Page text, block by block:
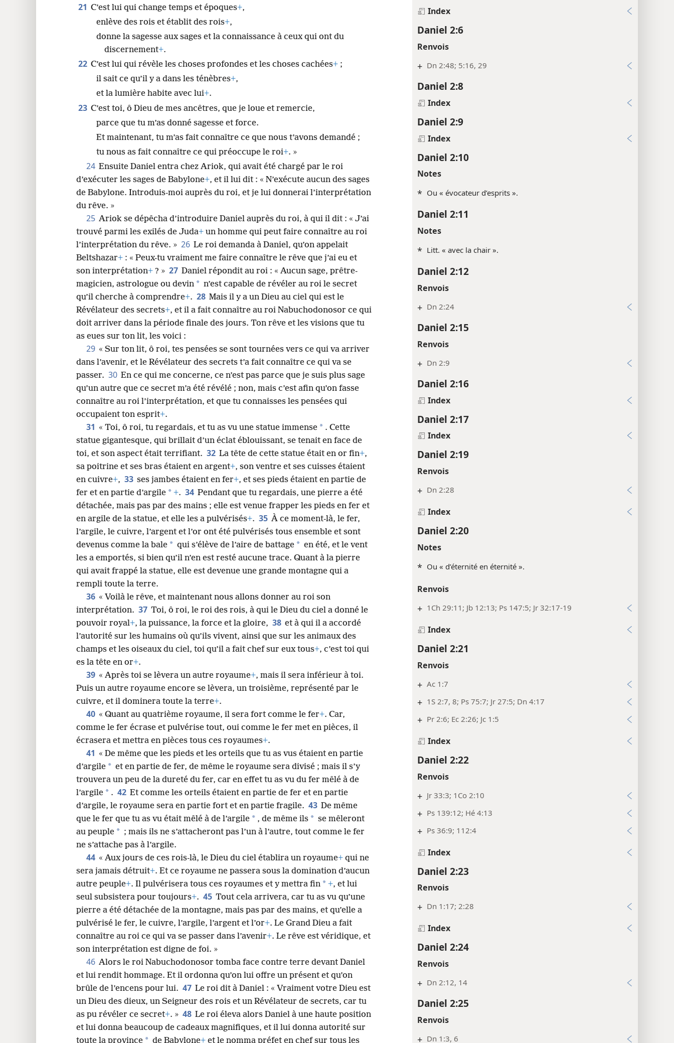
Index
Daniel 2:6
Renvois
+ Dn 2:48; 5:16, 29
Daniel 2:8
Index
Daniel 2:9
Index
Daniel 2:10
Notes
* Ou « évocateur d’esprits ».
Daniel 2:11
Notes
* Litt. « avec la chair ».
Daniel 2:12
Renvois
+ Dn 2:24
Daniel 2:15
Renvois
+ Dn 2:9
Daniel 2:16
Index
Daniel 2:17
Index
Daniel 2:19
Renvois
+ Dn 2:28
Index
Daniel 2:20
Notes
* Ou « d’éternité en éternité ».
Renvois
+ 1Ch 29:11; Jb 12:13; Ps 147:5; Jr 32:17-19
Index
Daniel 2:21
Renvois
+ Ac 1:7
+ 1S 2:7, 8; Ps 75:7; Jr 27:5; Dn 4:17
+ Pr 2:6; Ec 2:26; Jc 1:5
Index
Daniel 2:22
Renvois
+ Jr 33:3; 1Co 2:10
+ Ps 139:12; Hé 4:13
+ Ps 36:9; 112:4
Index
Daniel 2:23
Renvois
+ Dn 1:17; 2:28
Index
Daniel 2:24
Renvois
+ Dn 2:12, 14
Daniel 2:25
Renvois
+ Dn 1:3, 6
21 C’est lui qui change temps et époques+,
enlève des rois et établit des rois+,
donne la sagesse aux sages et la connaissance à ceux qui ont du
discernement+.
22 C’est lui qui révèle les choses profondes et les choses cachées+ ;
il sait ce qu’il y a dans les ténèbres+,
et la lumière habite avec lui+.
23 C’est toi, ô Dieu de mes ancêtres, que je loue et remercie,
parce que tu m’as donné sagesse et force.
Et maintenant, tu m’as fait connaître ce que nous t’avons demandé ;
tu nous as fait connaître ce qui préoccupe le roi+. »
24 Ensuite Daniel entra chez Ariok, qui avait été chargé par le roi
d’exécuter les sages de Babylone+, et il lui dit : « N’exécute aucun des sages
de Babylone. Introduis-moi auprès du roi, et je lui donnerai l’interprétation
du rêve. »
25 Ariok se dépêcha d’introduire Daniel auprès du roi, à qui il dit : « J’ai
trouvé parmi les exilés de Juda+ un homme qui peut faire connaître au roi
l’interprétation du rêve. » 26 Le roi demanda à Daniel, qu’on appelait
Beltshazar+ : « Peux-tu vraiment me faire connaître le rêve que j’ai eu et
son interprétation+ ? » 27 Daniel répondit au roi : « Aucun sage, prêtre-
magicien, astrologue ou devin * n’est capable de révéler au roi le secret
qu’il cherche à comprendre+. 28 Mais il y a un Dieu au ciel qui est le
Révélateur des secrets+, et il a fait connaître au roi Nabuchodonosor ce qui
doit arriver dans la période finale des jours. Ton rêve et les visions que tu
as eues sur ton lit, les voici :
29 « Sur ton lit, ô roi, tes pensées se sont tournées vers ce qui va arriver
dans l’avenir, et le Révélateur des secrets t’a fait connaître ce qui va se
passer. 30 En ce qui me concerne, ce n’est pas parce que je suis plus sage
qu’un autre que ce secret m’a été révélé ; non, mais c’est afin qu’on fasse
connaître au roi l’interprétation, et que tu connaisses les pensées qui
occupaient ton esprit+.
31 « Toi, ô roi, tu regardais, et tu as vu une statue immense * . Cette
statue gigantesque, qui brillait d’un éclat éblouissant, se tenait en face de
toi, et son aspect était terrifiant. 32 La tête de cette statue était en or fin+,
sa poitrine et ses bras étaient en argent+, son ventre et ses cuisses étaient
en cuivre+, 33 ses jambes étaient en fer+, et ses pieds étaient en partie de
fer et en partie d’argile * +. 34 Pendant que tu regardais, une pierre a été
détachée, mais pas par des mains ; elle est venue frapper les pieds en fer et
en argile de la statue, et elle les a pulvérisés+. 35 À ce moment-là, le fer,
l’argile, le cuivre, l’argent et l’or ont été pulvérisés tous ensemble et sont
devenus comme la bale * qui s’élève de l’aire de battage * en été, et le vent
les a emportés, si bien qu’il n’en est resté aucune trace. Quant à la pierre
qui avait frappé la statue, elle est devenue une grande montagne qui a
rempli toute la terre.
36 « Voilà le rêve, et maintenant nous allons donner au roi son
interprétation. 37 Toi, ô roi, le roi des rois, à qui le Dieu du ciel a donné le
pouvoir royal+, la puissance, la force et la gloire, 38 et à qui il a accordé
l’autorité sur les humains où qu’ils vivent, ainsi que sur les animaux des
champs et les oiseaux du ciel, toi qu’il a fait chef sur eux tous+, c’est toi qui
es la tête en or+.
39 « Après toi se lèvera un autre royaume+, mais il sera inférieur à toi.
Puis un autre royaume encore se lèvera, un troisième, représenté par le
cuivre, et il dominera toute la terre+.
40 « Quant au quatrième royaume, il sera fort comme le fer+. Car,
comme le fer écrase et pulvérise tout, oui comme le fer met en pièces, il
écrasera et mettra en pièces tous ces royaumes+.
41 « De même que les pieds et les orteils que tu as vus étaient en partie
d’argile * et en partie de fer, de même le royaume sera divisé ; mais il s’y
trouvera un peu de la dureté du fer, car en effet tu as vu du fer mêlé à de
l’argile * . 42 Et comme les orteils étaient en partie de fer et en partie
d’argile, le royaume sera en partie fort et en partie fragile. 43 De même
que le fer que tu as vu était mêlé à de l’argile * , de même ils * se mêleront
au peuple * ; mais ils ne s’attacheront pas l’un à l’autre, tout comme le fer
ne s’attache pas à l’argile.
44 « Aux jours de ces rois-là, le Dieu du ciel établira un royaume+ qui ne
sera jamais détruit+. Et ce royaume ne passera sous la domination d’aucun
autre peuple+. Il pulvérisera tous ces royaumes et y mettra fin * +, et lui
seul subsistera pour toujours+. 45 Tout cela arrivera, car tu as vu qu’une
pierre a été détachée de la montagne, mais pas par des mains, et qu’elle a
pulvérisé le fer, le cuivre, l’argile, l’argent et l’or+. Le Grand Dieu a fait
connaître au roi ce qui va se passer dans l’avenir+. Le rêve est véridique, et
son interprétation est digne de foi. »
46 Alors le roi Nabuchodonosor tomba face contre terre devant Daniel
et lui rendit hommage. Et il ordonna qu’on lui offre un présent et qu’on
brûle de l’encens pour lui. 47 Le roi dit à Daniel : « Vraiment votre Dieu est
un Dieu des dieux, un Seigneur des rois et un Révélateur de secrets, car tu
as pu révéler ce secret+. » 48 Le roi éleva alors Daniel à une haute position
et lui donna beaucoup de cadeaux magnifiques, et il lui donna autorité sur
toute la province
de Babylone+ et le nomma préfet en chef sur tous les